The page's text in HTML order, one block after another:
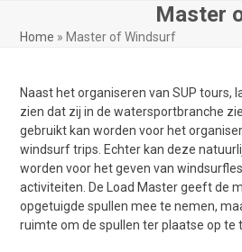
contentmobile
mobile
Master
Home » Master of Windsurf
Naast het organiseren van SUP tours,
zien dat zij in de watersportbranche
gebruikt kan worden voor het
windsurf trips. Echter kan deze
worden voor het geven van
activiteiten. De Load Master geeft de
opgetuigde spullen mee te nemen,
ruimte om de spullen ter plaatse op te